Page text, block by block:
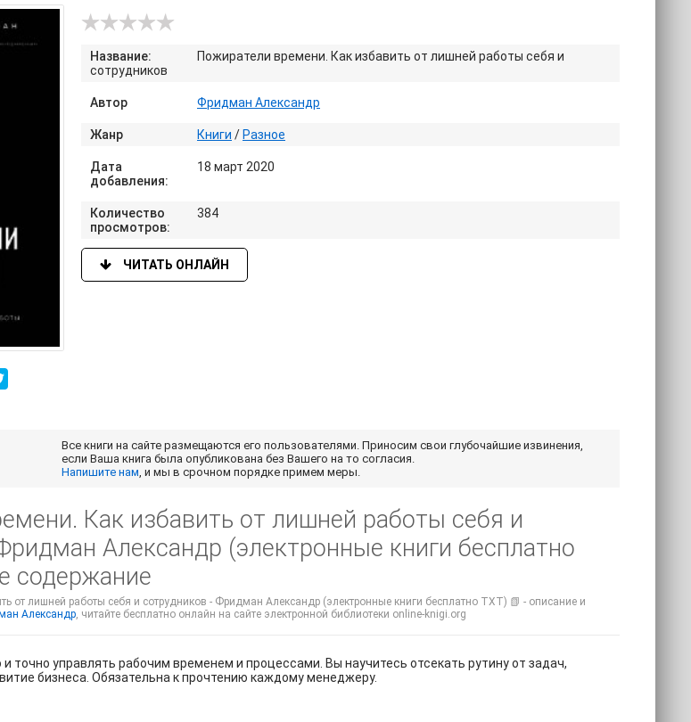
Название:
Пожиратели времени. Как избавить от лишней работы себя и
сотрудников
Автор Фридман Александр
Жанр Книги / Разное
Дата
добавления:
18 март 2020
Количество
просмотров:
384
ЧИТАТЬ ОНЛАЙН
Все книги на сайте размещаются его пользователями. Приносим свои глубочайшие извинения,
если Ваша книга была опубликована без Вашего на то согласия.
Напишите нам, и мы в срочном порядке примем меры.
Как избавить от лишней работы себя и
Александр (электронные книги бесплатно
содержание
от лишней работы себя и сотрудников - Фридман Александр (электронные книги бесплатно TXT) 📗 - описание и
Александр, читайте бесплатно онлайн на сайте электронной библиотеки online-knigi.org
точно управлять рабочим временем и процессами. Вы научитесь отсекать рутину от задач,
бизнеса. Обязательна к прочтению каждому менеджеру.